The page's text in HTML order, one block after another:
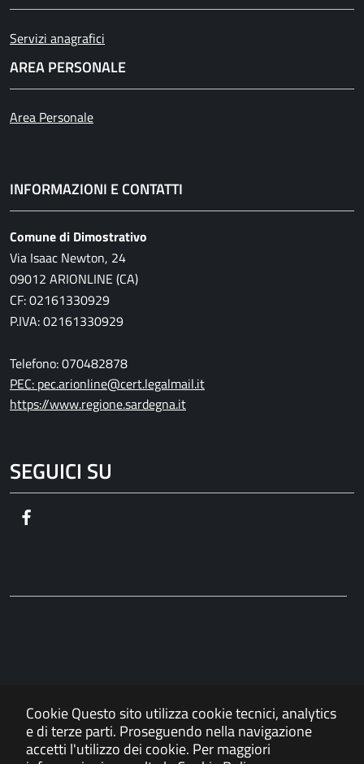
CookieQuesto sito utilizza cookie tecnici, analytics
e di terze parti. Proseguendo nella navigazione
accetti l'utilizzo dei cookie. Per maggiori
Servizi anagrafici
AREA PERSONALE
Area Personale
INFORMAZIONI E CONTATTI
Comune di Dimostrativo
Via Isaac Newton, 24
09012 ARIONLINE (CA)
CF: 02161330929
P.IVA: 02161330929
Telefono: 070482878
PEC: pec.arionline@cert.legalmail.it
https://www.regione.sardegna.it
SEGUICI SU